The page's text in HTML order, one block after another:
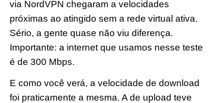
via NordVPN chegaram a velocidades
próximas ao atingido sem a rede virtual ativa.
Sério, a gente quase não viu diferença.
Importante: a internet que usamos nesse teste
é de 300 Mbps.
E como você verá, a velocidade de download
foi praticamente a mesma. A de upload teve